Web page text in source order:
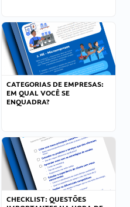
CATEGORIAS DE EMPRESAS:
EM QUAL VOCÊ SE
ENQUADRA?
CHECKLIST: QUESTÕES